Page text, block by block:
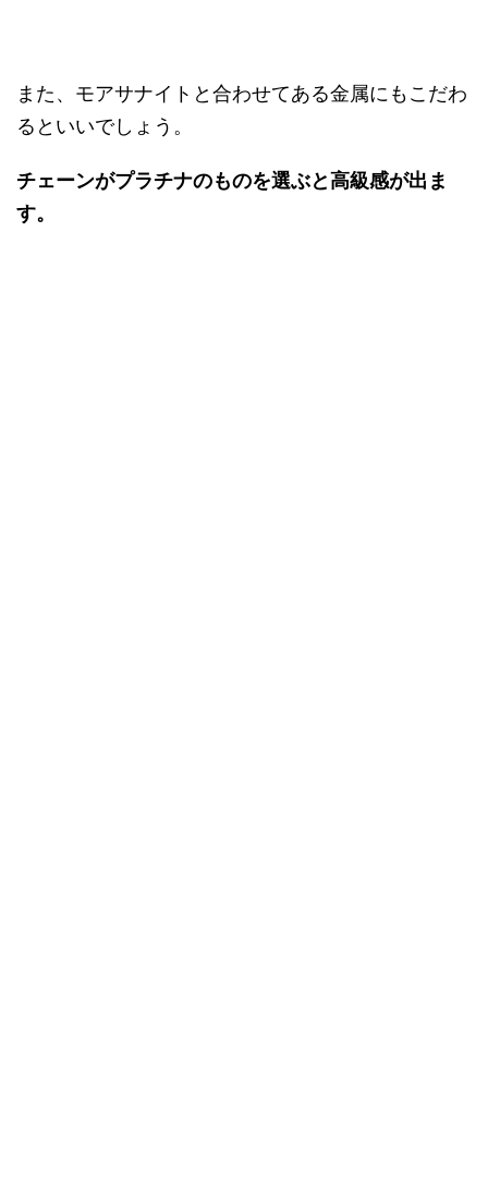
また、モアサナイトと合わせてある金属にもこだわ
るといいでしょう。
チェーンがプラチナのものを選ぶと高級感が出ま
す。